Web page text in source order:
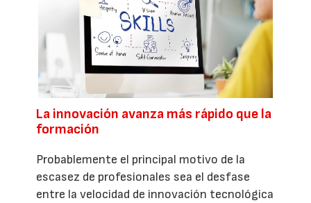
La innovación avanza más rápido que la
formación
Probablemente el principal motivo de la
escasez de profesionales sea el desfase
entre la velocidad de innovación tecnológica